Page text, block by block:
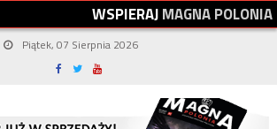
WSPIERAJMAGNAPOLONIA
Piątek, 07 Sierpnia 2026